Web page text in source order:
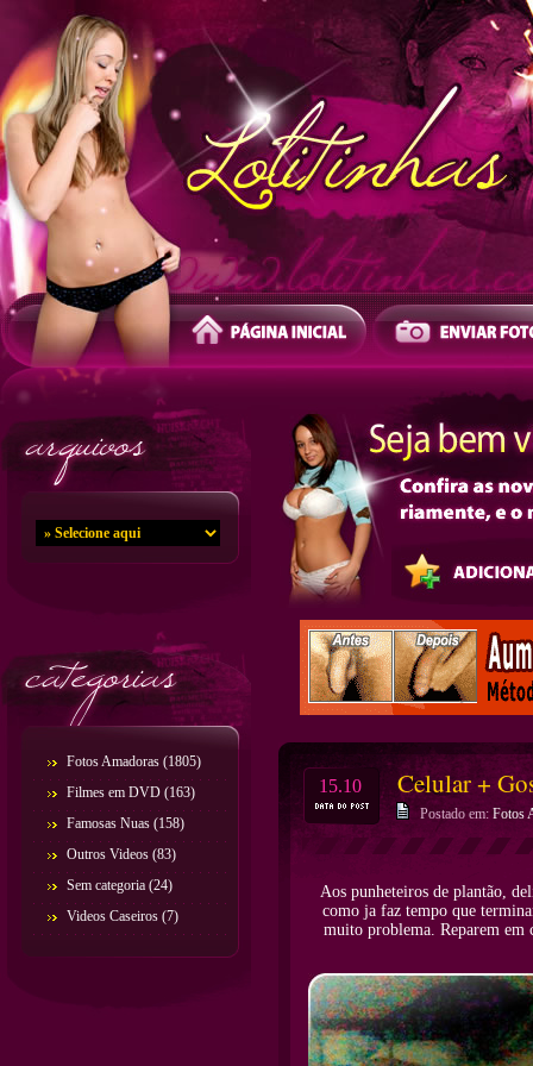
Fotos Amadoras (1805)
Filmes em DVD (163)
Famosas Nuas (158)
Outros Videos (83)
Sem categoria (24)
Videos Caseiros (7)
15.10 Celular +
Postado em: Fotos
Aos punheteiros de plantão,
como ja faz tempo que
muito problema. Reparem em